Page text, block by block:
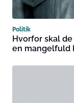
Politik
Hvorfor skal
en mangelfuld